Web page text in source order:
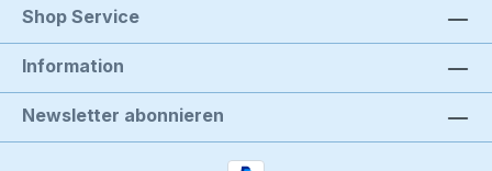
Shop Service
Information
Newsletter abonnieren